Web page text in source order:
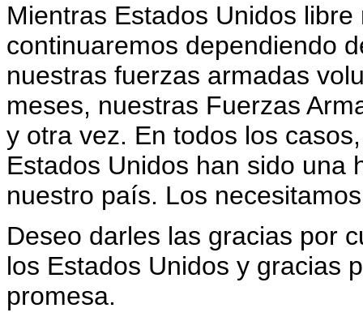
Mientras Estados Unidos
continuaremos dependiendo
nuestras fuerzas armadas
meses, nuestras Fuerzas
y otra vez. En todos los
Estados Unidos han sido una
nuestro país. Los
Deseo darles las gracias por
los Estados Unidos y gracias
promesa.